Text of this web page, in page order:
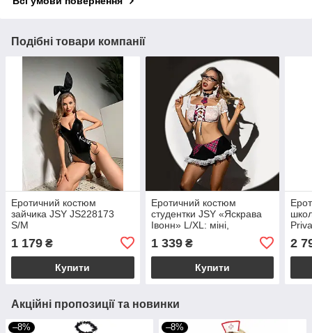
Подібні товари компанії
Еротичний костюм
зайчика JSY JS228173
S/M
1 179 ₴
Купити
Еротичний костюм
студентки JSY «Яскрава
Івонн» L/XL: міні,
стрічки
1 339₴
Купити
2
Акційні пропозиції та новинки
–8% –8%